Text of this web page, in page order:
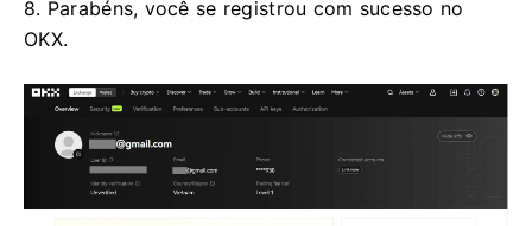
8. Parabéns, você se registrou com sucesso no
OKX.